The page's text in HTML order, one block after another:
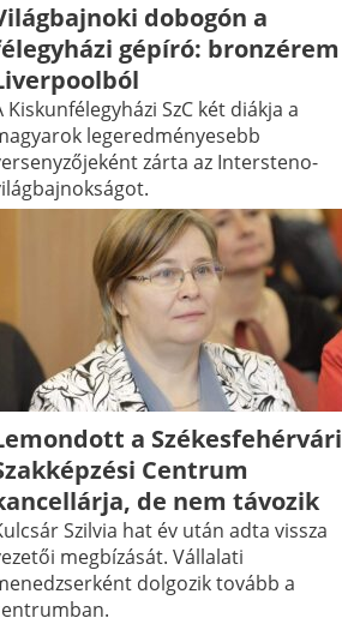
dobogón a
gépíró: bronzérem
Kiskunfélegyházi SzC két diákja a
legeredményesebb
zárta az Intersteno-
a Székesfehérvári
Centrum
de nem távozik
Szilvia hat év után adta vissza
megbízását. Vállalati
dolgozik tovább a